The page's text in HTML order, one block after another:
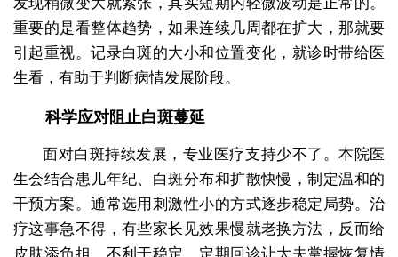
重要的是看整体趋势，如果连续几周都在扩大，那就要
引起重视。记录白斑的大小和位置变化，就诊时带给医
生看，有助于判断病情发展阶段。
科学应对阻止白斑蔓延
面对白斑持续发展，专业医疗支持少不了。本院医
生会结合患儿年纪、白斑分布和扩散快慢，制定温和的
干预方案。通常选用刺激性小的方式逐步稳定局势。治
疗这事急不得，有些家长见效果慢就老换方法，反而给